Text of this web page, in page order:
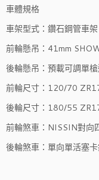
車體規格
車架型式：鑽石鋼管車架
前輪懸吊：41mm
後輪懸吊：預載可調單
前輪尺寸：120/70
後輪尺寸：180/55
前輪煞車：NISSIN對向
後輪煞車：單向單活塞